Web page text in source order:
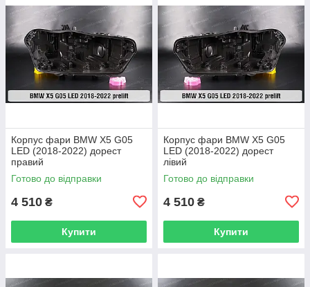
Корпус фари BMW X5 G05
LED (2018-2022) дорест
правий
Готово до відправки
4 510 ₴
Купити
Корпус фари BMW X5 G05
LED (2018-2022) дорест
лівий
Готово до відправки
4 510 ₴
Купити